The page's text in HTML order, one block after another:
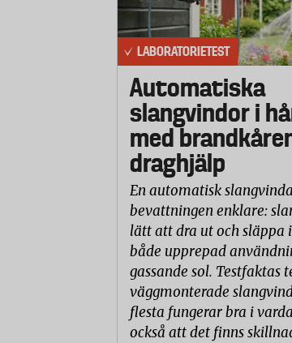
LABORATORIETEST
Automatiska
slangvindor i
med
draghjälp
En automatisk
bevattningen enklare:
lätt att dra ut och släppa
både upprepad
gassande sol. Testfaktas
väggmonterade
flesta fungerar bra i
också att det finns